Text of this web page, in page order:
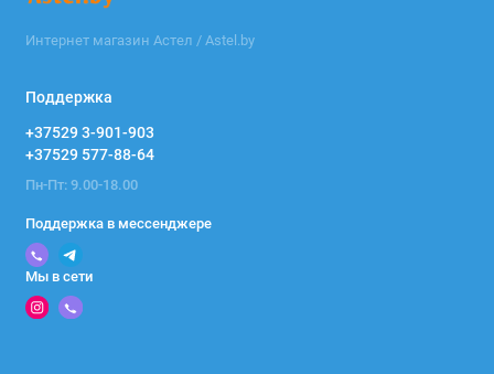
Интернет магазин Астел / Astel.by
Поддержка
+37529 3-901-903
+37529 577-88-64
Пн-Пт: 9.00-18.00
Поддержка в мессенджере
Мы в сети